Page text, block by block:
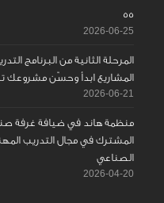
55
2026-06-25
المرحلة الثانية من البرنامج
المشاريع ابدأ وحسّن مشروعك
2026-06-21
منظمة هاند في ضيافة غرفة
المشترك في مجال التدريب
الصناعي
2026-04-20